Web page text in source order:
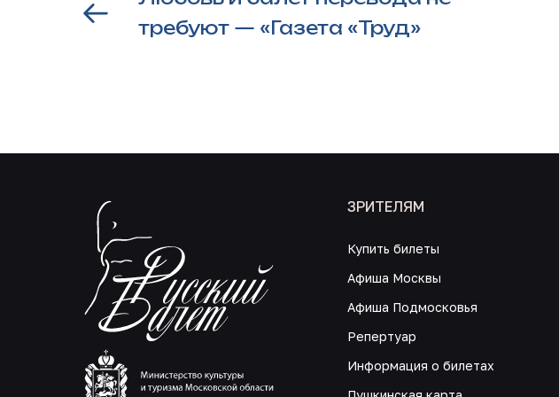
требуют — «Газета «Труд»
ЗРИТЕЛЯМ
Купить билеты
Афиша Москвы
Афиша Подмосковья
Репертуар
Информация о билетах